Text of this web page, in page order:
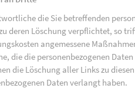
die Sie betreffenden
zu deren Löschung verpflichtet, so
angemessene
die die personenbezogenen
die Löschung aller Links zu
Daten verlangt haben.